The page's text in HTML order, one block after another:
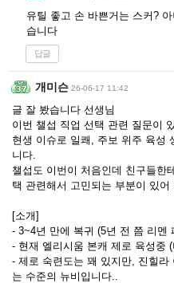
유틸 좋고 손 바쁜거는 스커?
습니다
답글
개미슨 26-06-17 11:42
글 잘 봤습니다 선생님
이번 챌섭 직업 선택 관련 질문이
현생 이슈로 일쾌, 주보 위주 육성
니다.
챌섭도 이번이 처음인데 친구들한
택 관련해서 고민되는 부분이 있어
[소개]
- 3~4년 만에 복귀 (5년 전 쯤 리멘
- 현재 엘리시움 본캐 제로 육성중
- 제로 숙련도는 꽤 있지만, 진힐
는 수준의 뉴비입니다..